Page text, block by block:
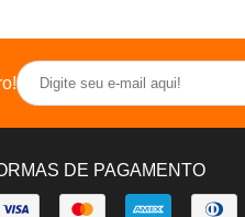
DE PAGAMENTO